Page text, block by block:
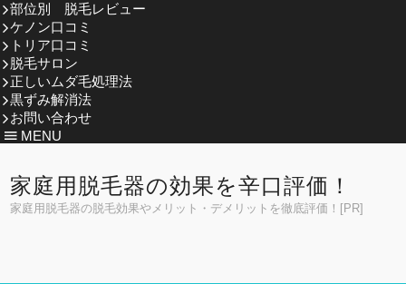
部位別 脱毛レビュー
ケノン口コミ
トリア口コミ
脱毛サロン
正しいムダ毛処理法
黒ずみ解消法
お問い合わせ
MENU
家庭用脱毛器の効果を辛口評価！
家庭用脱毛器の脱毛効果やメリット・デメリットを徹底評価！[PR]